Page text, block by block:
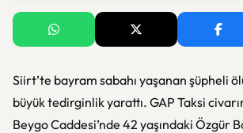
Siirt’te bayram sabahı yaşanan şüpheli
büyük tedirginlik yarattı. GAP Taksi
Beygo Caddesi’nde 42 yaşındaki Özgür